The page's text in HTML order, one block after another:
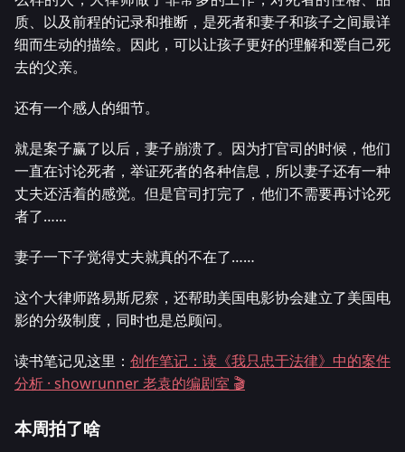
质、以及前程的记录和推断，是死者和妻子和孩子之间最详
细而生动的描绘。因此，可以让孩子更好的理解和爱自己死
去的父亲。
还有一个感人的细节。
就是案子赢了以后，妻子崩溃了。因为打官司的时候，他们
一直在讨论死者，举证死者的各种信息，所以妻子还有一种
丈夫还活着的感觉。但是官司打完了，他们不需要再讨论死
者了……
妻子一下子觉得丈夫就真的不在了……
这个大律师路易斯尼察，还帮助美国电影协会建立了美国电
影的分级制度，同时也是总顾问。
读书笔记见这里： 创作笔记：读《我只忠于法律》中的案件
分析 · showrunner 老袁的编剧室 🎬
本周拍了啥